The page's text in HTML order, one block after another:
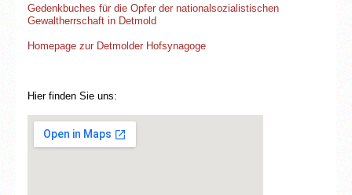
Gedenkbuches für die Opfer der nationalsozialistischen
Gewaltherrschaft in Detmold
Homepage zur Detmolder Hofsynagoge
Hier finden Sie uns: